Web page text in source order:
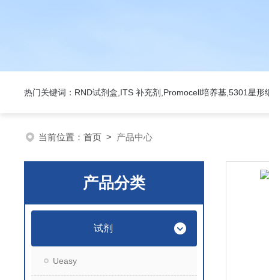
热门关键词：RND试剂盒,ITS 补充剂,Promocell培养基,5301星形
当前位置： 首页 > 产品中心
产品分类
试剂
Ueasy